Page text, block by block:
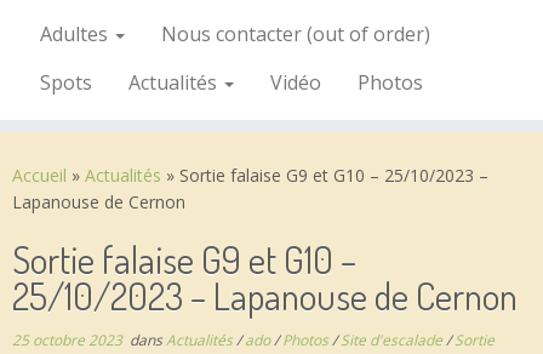
Adultes
Nous contacter (out of order)
Spots
Actualités Vidéo Photos
Accueil » Actualités » Sortie falaise G9 et G10 – 25/10/2023 –
Lapanouse de Cernon
Sortie falaise G9 et G10 –
25/10/2023 – Lapanouse de Cernon
25 octobre 2023dansActualités/ado/Photos/Site d'escalade/Sortie